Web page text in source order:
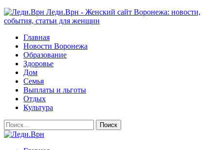
Леди.Врн - Женский сайт Воронежа: новости,
события, статьи для женщин
Главная
Новости Воронежа
Образование
Здоровье
Дом
Семья
Выплаты и льготы
Отдых
Культура